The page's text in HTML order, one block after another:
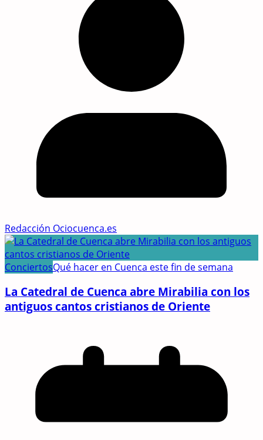
Redacción Ociocuenca.es
ConciertosQué hacer en Cuenca este fin de semana
La Catedral de Cuenca abre Mirabilia con los
antiguos cantos cristianos de Oriente